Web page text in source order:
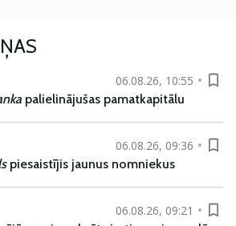
06.08.26, 10:55
palielinājušas pamatkapitālu
06.08.26, 09:36
piesaistījis jaunus nomniekus
06.08.26, 09:21